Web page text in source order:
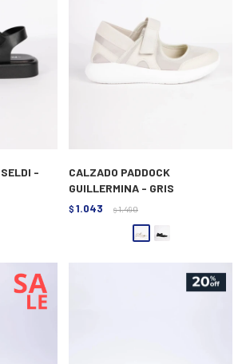
-
CALZADO PADDOCK
GUILLERMINA - GRIS
$ 1.043 $ 1.490